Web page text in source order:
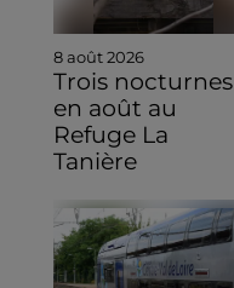
8 août 2026
Trois nocturnes
en août au
Refuge La
Tanière